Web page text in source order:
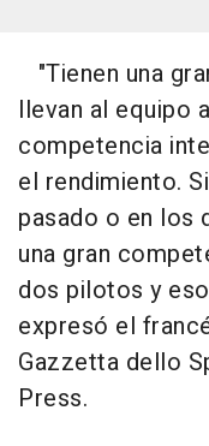
"Tienen una
llevan al equipo
competencia
el rendimiento.
pasado o en los
una gran
dos pilotos y
expresó el
Gazzetta dello
Press.